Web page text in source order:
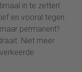
in te zetten’.
en vooral tegen
permanent’!
Niet meer